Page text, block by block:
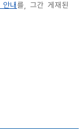
내를, 그간 게재된